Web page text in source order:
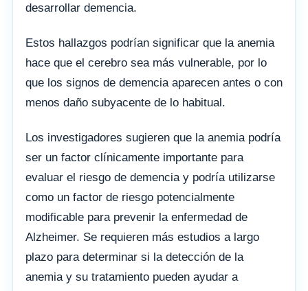
desarrollar demencia.
Estos hallazgos podrían significar que la anemia
hace que el cerebro sea más vulnerable, por lo
que los signos de demencia aparecen antes o con
menos daño subyacente de lo habitual.
Los investigadores sugieren que la anemia podría
ser un factor clínicamente importante para
evaluar el riesgo de demencia y podría utilizarse
como un factor de riesgo potencialmente
modificable para prevenir la enfermedad de
Alzheimer. Se requieren más estudios a largo
plazo para determinar si la detección de la
anemia y su tratamiento pueden ayudar a